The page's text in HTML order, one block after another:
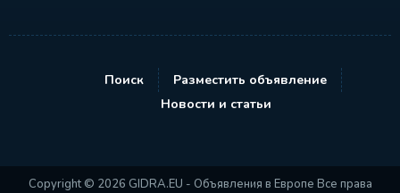
Поиск
Разместить объявление
Новости и статьи
Copyright © 2026 GIDRA.EU - Объявления в Европе Все права